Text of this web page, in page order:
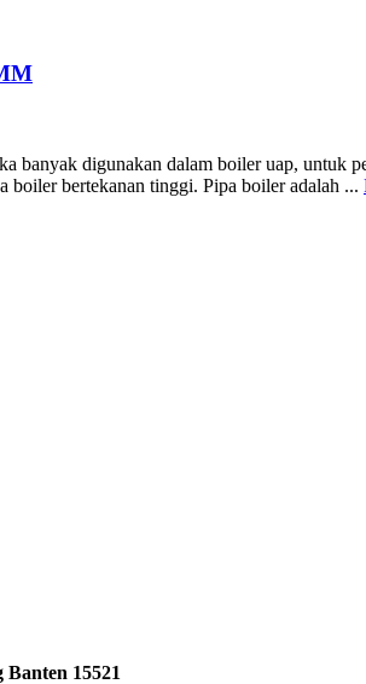
banyak digunakan dalam boiler uap,
boiler bertekanan tinggi. Pipa boiler adalah ...
15521